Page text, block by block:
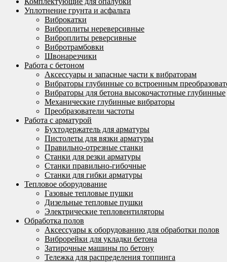
Уплотнение грунта и асфальта
Виброкатки
Виброплиты нереверсивные
Виброплиты реверсивные
Вибротрамбовки
Швонарезчики
Работа с бетоном
Аксессуары и запасные части к вибраторам
Вибраторы глубинные со встроенным
Вибраторы для бетона высокочастотные глубинные
Механические глубинные вибраторы
Преобразователи частоты
Работа с арматурой
Бухтодержатель для арматуры
Пистолеты для вязки арматуры
Правильно-отрезные станки
Станки для резки арматуры
Станки правильно-гибочные
Станки для гибки арматуры
Тепловое оборудование
Газовые тепловые пушки
Дизельные тепловые пушки
Электрические тепловентиляторы
Обработка полов
Аксессуары к оборудованию для обработки полов
Виброрейки для укладки бетона
Затирочные машины по бетону
Тележка для распределения топпинга